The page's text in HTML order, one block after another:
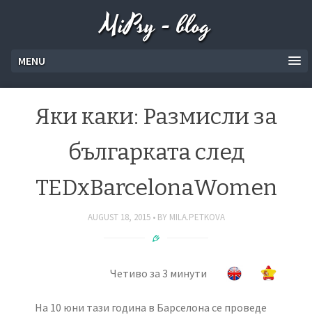
MiPsy - blog
MENU
Яки каки: Размисли за
българката след
TEDxBarcelonaWomen
AUGUST 18, 2015 BY MILA.PETKOVA
Четиво за 3 минути
На 10 юни тази година в Барселона се проведе